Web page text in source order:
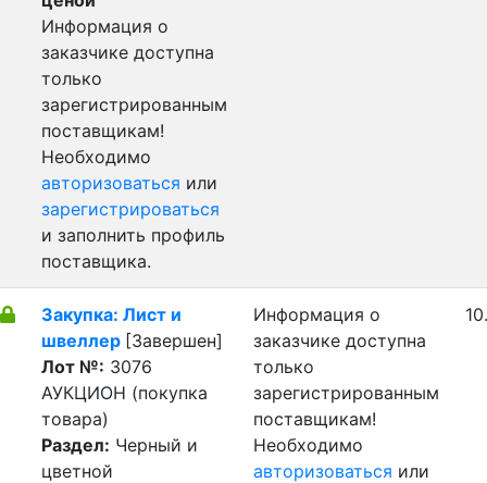
Информация о
заказчике доступна
только
зарегистрированным
поставщикам!
Необходимо
авторизоваться или
зарегистрироваться
и заполнить профиль
поставщика.
Закупка: Лист и
швеллер [Завершен]
Лот №: 3076
АУКЦИОН (покупка
товара)
Раздел: Черный и
цветной
Информация о
заказчике доступна
только
зарегистрированным
поставщикам!
Необходимо
авторизоваться или